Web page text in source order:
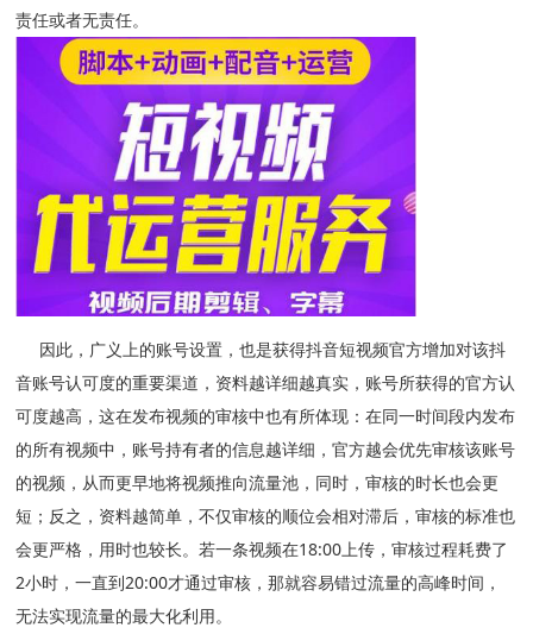
责任或者无责任。
因此，广义上的账号设置，也是获得抖音短视频官方增加对该抖
音账号认可度的重要渠道，资料越详细越真实，账号所获得的官方认
可度越高，这在发布视频的审核中也有所体现：在同一时间段内发布
的所有视频中，账号持有者的信息越详细，官方越会优先审核该账号
的视频，从而更早地将视频推向流量池，同时，审核的时长也会更
短；反之，资料越简单，不仅审核的顺位会相对滞后，审核的标准也
会更严格，用时也较长。若一条视频在18:00上传，审核过程耗费了
2小时，一直到20:00才通过审核，那就容易错过流量的高峰时间，
无法实现流量的最大化利用。